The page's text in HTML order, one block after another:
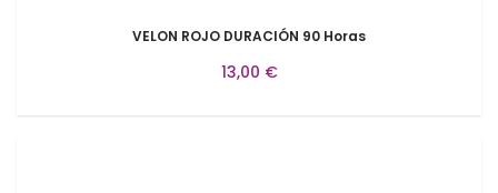
VELON ROJO DURACIÓN 90 Horas
13,00 €